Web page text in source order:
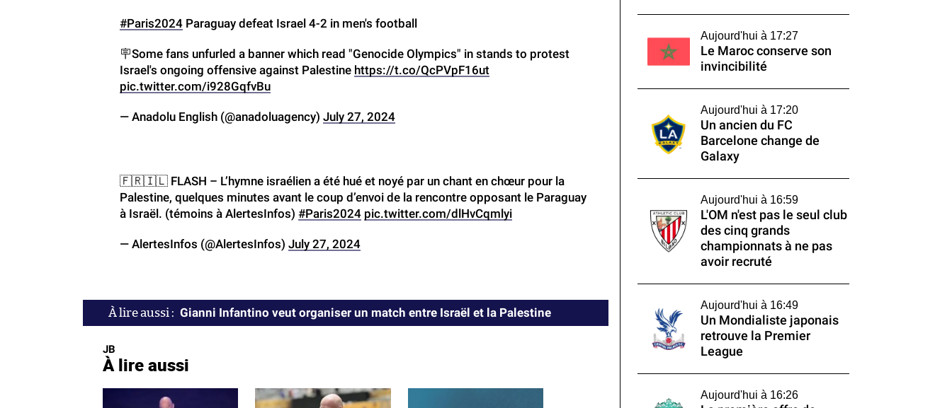
#Paris2024 Paraguay defeat Israel 4-2 in men's football
🪧Some fans unfurled a banner which read "Genocide Olympics" in stands to protest
Israel's ongoing offensive against Palestine https://t.co/QcPVpF16ut
pic.twitter.com/i928GqfvBu
— Anadolu English (@anadoluagency) July 27, 2024
🇫🇷🇮🇱 FLASH – L’hymne israélien a été hué et noyé par un chant en chœur pour la
Palestine, quelques minutes avant le coup d’envoi de la rencontre opposant le Paraguay
à Israël. (témoins à AlertesInfos) #Paris2024 pic.twitter.com/dlHvCqmlyi
— AlertesInfos (@AlertesInfos) July 27, 2024
Gianni Infantino veut organiser un match entre Israël et la Palestine
JB
À lire aussi
Aujourd'hui à 17:27
Le Maroc conserve son
invincibilité
Aujourd'hui à 17:20
Un ancien du FC
Barcelone change de
Galaxy
Aujourd'hui à 16:59
L'OM n'est pas le seul club
des cinq grands
championnats à ne pas
avoir recruté
Aujourd'hui à 16:49
Un Mondialiste japonais
retrouve la Premier
League
Aujourd'hui à 16:26